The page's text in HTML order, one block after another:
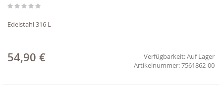
springen
Edelstahl 316 L
54,90 € Verfügbarkeit:Auf Lager
7561862-00